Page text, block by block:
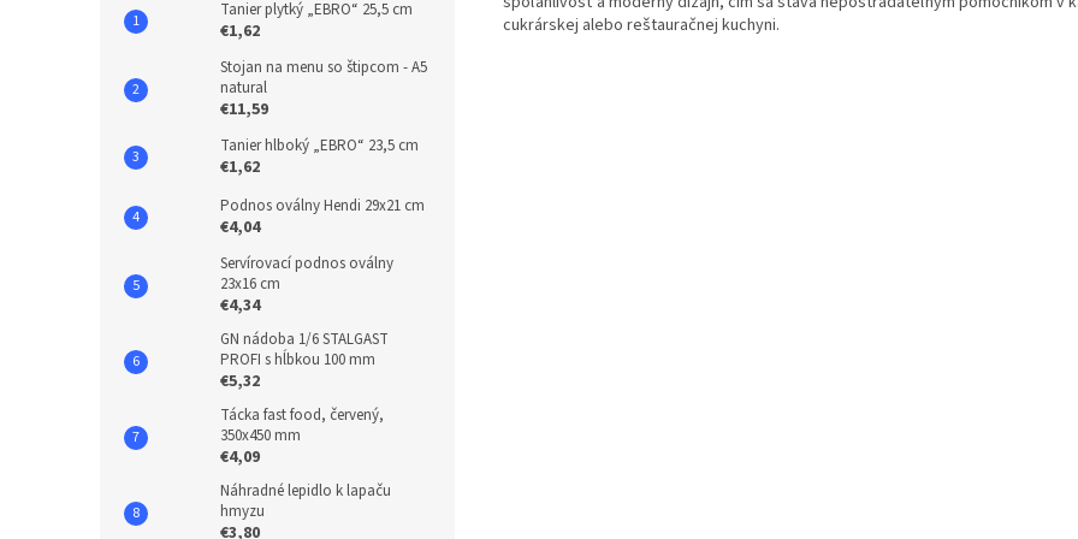
Tanier plytký „EBRO“ 25,5 cm
€1,62
Stojan na menu so štipcom - A5
natural
€11,59
Tanier hlboký „EBRO“ 23,5 cm
€1,62
Podnos oválny Hendi 29x21 cm
€4,04
Servírovací podnos oválny
23x16 cm
€4,34
GN nádoba 1/6 STALGAST
PROFI s hĺbkou 100 mm
€5,32
Tácka fast food, červený,
350x450 mm
€4,09
Náhradné lepidlo k lapaču
hmyzu
€3,80
cukrárskej alebo reštauračnej kuchyni.